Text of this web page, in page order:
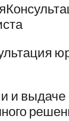
и выдаче